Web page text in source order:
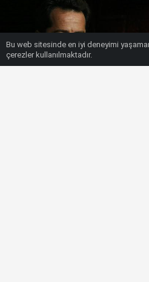
Bu web sitesinde en iyi deneyimi
çerezler kullanılmaktadır.